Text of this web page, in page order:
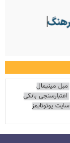
مبل مینیمال
اعتبارسنجی بانکی
سایت یوتوتایمز